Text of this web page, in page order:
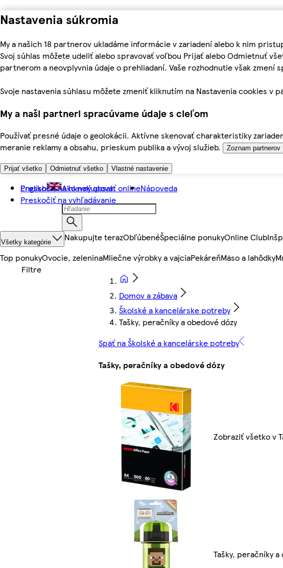
Nastavenia súkromia
My a našich 18 partnerov ukladáme informácie v zariadení alebo k nim
Svoj súhlas môžete udeliť alebo spravovať voľbou Prijať alebo Odmietnuť
partnerom a neovplyvnia údaje o prehliadaní. Vaše rozhodnutie však zmení
Svoje nastavenia súhlasu môžete zmeniť kliknutím na Nastavenia cookies v
My a naši partneri spracúvame údaje s cieľom
Používať presné údaje o geolokácii. Aktívne skenovať charakteristiky
meranie reklamy a obsahu, prieskum publika a vývoj služieb.
Zoznam partnerov
Prijať všetko Odmietnuť všetko Vlastné nastavenie
Preskočiť na hlavný obsah
Preskočiť na vyhľadávanie
English Ako nakupovať onlineNápoveda
Všetky kategórie Nakupujte terazObľúbenéŠpeciálne ponukyOnline Club
Top ponukyOvocie, zeleninaMliečne výrobky a vajciaPekáreňMäso a lahôdky
Domov a zábava
Školské a kancelárske potreby
Tašky, peračníky a obedové dózy
Späť na Školské a kancelárske potreby
Tašky, peračníky a obedové dózy
Zobraziť všetko v
Tašky, peračníky a